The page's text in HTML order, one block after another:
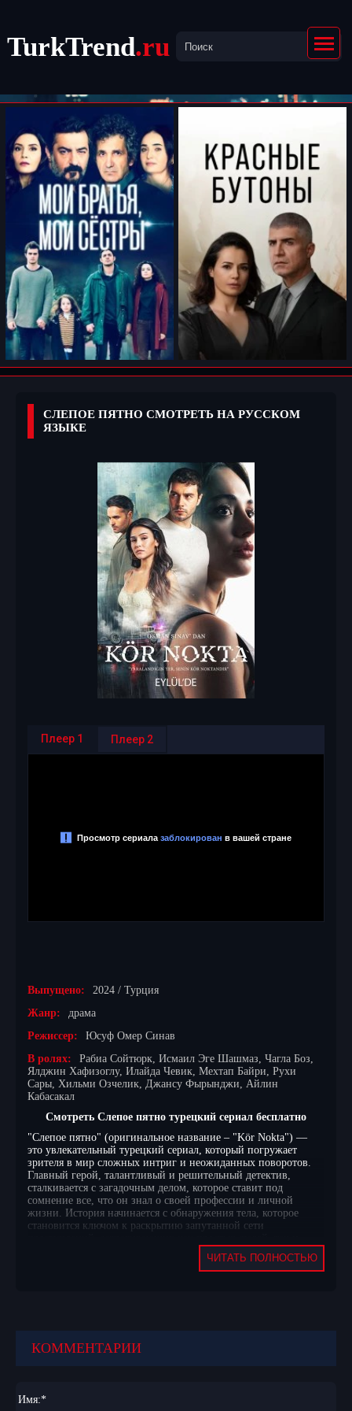
TurkTrend.ru
СЛЕПОЕ ПЯТНО СМОТРЕТЬ НА РУССКОМ
ЯЗЫКЕ
Плеер 1 Плеер 2
Выпущено:
2024 / Турция
Жанр:
драма
Режиссер:
Юсуф Омер Синав
В ролях:
Рабиа Сойтюрк, Исмаил Эге Шашмаз, Чагла Боз,
Ялджин Хафизоглу, Илайда Чевик, Мехтап Байри, Рухи
Сары, Хильми Озчелик, Джансу Фырынджи, Айлин
Кабасакал
Смотреть Слепое пятно турецкий сериал бесплатно
"Слепое пятно" (оригинальное название – "Kör Nokta") —
это увлекательный турецкий сериал, который погружает
зрителя в мир сложных интриг и неожиданных поворотов.
Главный герой, талантливый и решительный детектив,
сталкивается с загадочным делом, которое ставит под
сомнение все, что он знал о своей профессии и личной
жизни. История начинается с обнаружения тела, которое
становится ключом к раскрытию запутанной сети
По мере развития сюжета детектив оказывается втянутым в
изменить жизни многих. "Слепое пятно" — это история о
смотреть Слепое пятно турецкий сериал на русском языке,
ЧИТАТЬ ПОЛНОСТЬЮ
КОММЕНТАРИИ
Имя:*